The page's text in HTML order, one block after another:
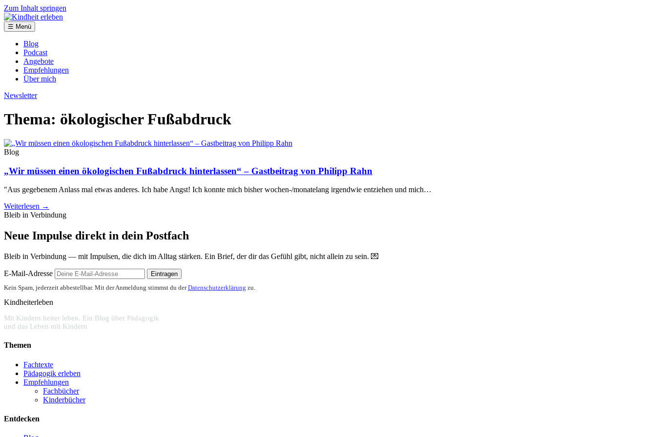
Zum Inhalt springen
☰ Menü
Blog
Podcast
Angebote
Empfehlungen
Über mich
Newsletter
Thema: ökologischer Fußabdruck
Blog
„Wir müssen einen ökologischen Fußabdruck hinterlassen“ – Gastbeitrag von Philipp Rahn
"Aus gegebenem Anlass mal etwas anderes. Ich habe Angst! Ich konnte mich bisher wochen-/monatelang irgendwie entziehen und mich…
Weiterlesen →
Bleib in Verbindung
Neue Impulse direkt in dein Postfach
Bleib in Verbindung — mit Impulsen, die dich im Alltag stärken. Ein Brief, der dir das Gefühl gibt, nicht allein zu sein. 💌
E-Mail-Adresse
Eintragen
Kein Spam, jederzeit abbestellbar. Mit der Anmeldung stimmst du derDatenschutzerklärung zu.
Kindheiterleben
Mit Kindern heiter leben. Ein Blog über Pädagogik
und das Leben mit Kindern
Themen
Fachtexte
Pädagogik erleben
Empfehlungen
Fachbücher
Kinderbücher
Entdecken